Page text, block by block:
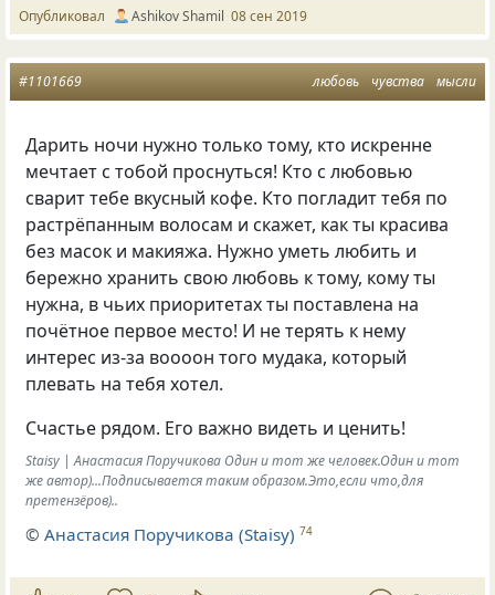
Опубликовал Ashikov Shamil 08 сен 2019
любовь чувства мысли
#1101669
Дарить ночи нужно только тому, кто искренне
мечтает с тобой проснуться! Кто с любовью
сварит тебе вкусный кофе. Кто погладит тебя по
растрёпанным волосам и скажет, как ты красива
без масок и макияжа. Нужно уметь любить и
бережно хранить свою любовь к тому, кому ты
нужна, в чьих приоритетах ты поставлена на
почётное первое место! И не терять к нему
интерес из-за воооон того мудака, который
плевать на тебя хотел.
Счастье рядом. Его важно видеть и ценить!
Staisy | Анастасия Поручикова Один и тот же человек.Один и тот
же автор)...Подписывается таким образом.Это,если что,для
претензёров)..
©Анастасия Поручикова (Staisy) 74